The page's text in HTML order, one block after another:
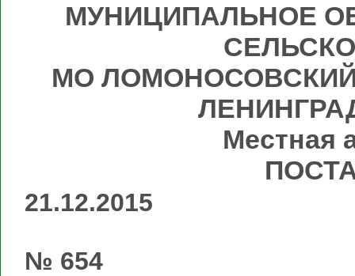
МУНИЦИПАЛЬНОЕ
МО
Местная
21.12.2015
№ 654